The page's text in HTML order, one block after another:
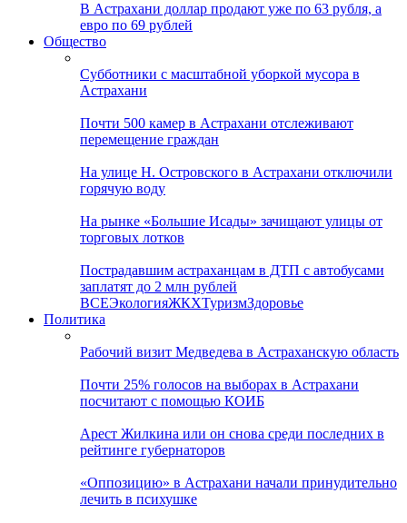
В Астрахани доллар продают уже по 63 рубля, а
евро по 69 рублей
Общество
Субботники с масштабной уборкой мусора в
Астрахани
Почти 500 камер в Астрахани отслеживают
перемещение граждан
На улице Н. Островского в Астрахани отключили
горячую воду
На рынке «Большие Исады» зачищают улицы от
торговых лотков
Пострадавшим астраханцам в ДТП с автобусами
заплатят до 2 млн рублей
ВСЕЭкологияЖКХТуризмЗдоровье
Политика
Рабочий визит Медведева в Астраханскую область
Почти 25% голосов на выборах в Астрахани
посчитают с помощью КОИБ
Арест Жилкина или он снова среди последних в
рейтинге губернаторов
«Оппозицию» в Астрахани начали принудительно
лечить в психушке